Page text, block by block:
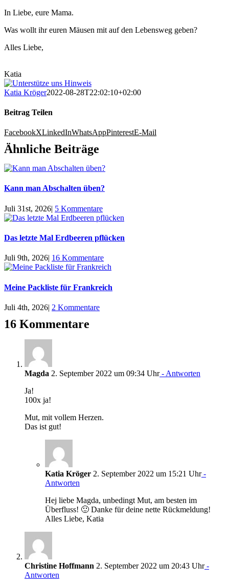
In Liebe, eure Mama.
Was wollt ihr euren Mäusen mit auf den Lebensweg geben?
Alles Liebe,
Katia
Katia Kröger2022-08-28T22:02:10+02:00
Beitrag Teilen
FacebookXLinkedInWhatsAppPinterestE-Mail
Ähnliche Beiträge
Kann man Abschalten üben?
Juli 31st, 2026| 5 Kommentare
Das letzte Mal Erdbeeren pflücken
Juli 9th, 2026| 16 Kommentare
Meine Packliste für Frankreich
Juli 4th, 2026| 2 Kommentare
16 Kommentare
Magda 2. September 2022 um 09:34 Uhr- Antworten
Ja!
100x ja!
Mut, mit vollem Herzen.
Das ist gut!
Katia Kröger 2. September 2022 um 15:21 Uhr-
Antworten
Hej liebe Magda, unbedingt Mut, am besten im
Überfluss! 🙂 Danke für deine nette Rückmeldung!
Alles Liebe, Katia
Christine Hoffmann 2. September 2022 um 20:43 Uhr-
Antworten